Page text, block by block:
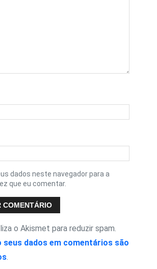
dados neste navegador para a
que eu comentar.
o Akismet para reduzir spam.
seus dados em comentários são